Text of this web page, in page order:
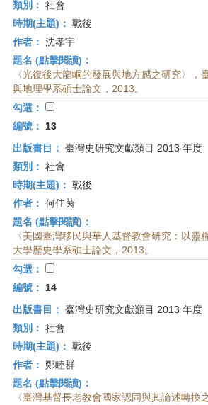
類別： 社會
時期(主題)： 戰後
作者： 沈孝宇
題名 (點擊閱讀)：
〈光復後大龍峒的發展與地方感之研究〉，
與地理學系碩士論文，2013。
勾選：
編號：
13
出版書目： 臺灣史研究文獻類目 2013 年度
類別： 社會
時期(主題)： 戰後
作者： 何佳茵
題名 (點擊閱讀)：
〈美國臺灣移民與華人基督教會研究：以靈
大學歷史學系碩士論文，2013。
勾選：
編號：
14
出版書目： 臺灣史研究文獻類目 2013 年度
類別： 社會
時期(主題)： 戰後
作者： 鄭睦群
題名 (點擊閱讀)：
〈臺灣基督長老教會國家認同與其論述轉換